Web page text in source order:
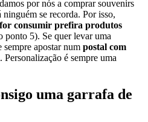
por nós a comprar souvenirs
se recorda. Por isso,
consumir prefira produtos
ponto 5). Se quer levar uma
sempre apostar num postal com
. Personalização é sempre uma
uma garrafa de